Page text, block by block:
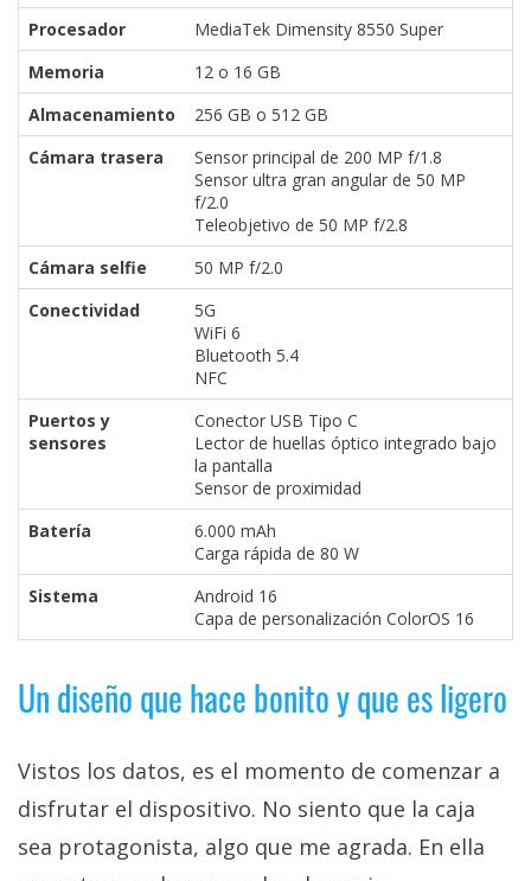
Procesador
MediaTek Dimensity 8550 Super
Memoria
12 o 16 GB
Almacenamiento
256 GB o 512 GB
Cámara trasera
Sensor principal de 200 MP f/1.8
Sensor ultra gran angular de 50 MP
f/2.0
Teleobjetivo de 50 MP f/2.8
Cámara selfie
50 MP f/2.0
Conectividad
5G
WiFi 6
Bluetooth 5.4
NFC
Puertos y
sensores
Conector USB Tipo C
Lector de huellas óptico integrado bajo
la pantalla
Sensor de proximidad
Batería
6.000 mAh
Carga rápida de 80 W
Sistema
Android 16
Capa de personalización ColorOS 16
Un diseño que hace bonito y que es ligero
Vistos los datos, es el momento de comenzar a
disfrutar el dispositivo. No siento que la caja
sea protagonista, algo que me agrada. En ella